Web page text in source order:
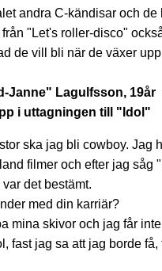
andra C-kändisar och de
"Let's roller-disco"
de vill bli när de växer
Janne" Lagulfsson, 19år
i uttagningen till "Idol"
ska jag bli cowboy. Jag
filmer och efter jag såg
det bestämt.
med din karriär?
mina skivor och jag får
fast jag sa att jag borde